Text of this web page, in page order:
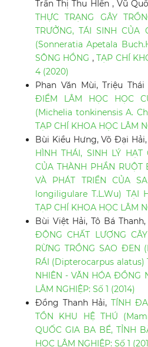
Trần Thị Thu HIền , Vũ
THỰC TRẠNG GÂY
TRƯỞNG, TÁI SINH CỦA
(Sonneratia Apetala
SÔNG HỒNG ,TẠP CHÍ
4 (2020)
Phan Văn Mùi, Triệu
ĐIỂM LÂM HỌC HỌC
(Michelia tonkinensis A.
TẠP CHÍ KHOA HỌC LÂM
Bùi Kiều Hưng, Võ Đại Hải,
HÌNH THÁI, SINH LÝ
CỦA THÀNH PHẦN RUỘT
VÀ PHÁT TRIỂN CỦA
longiligulare T.L.Wu)
TẠP CHÍ KHOA HỌC LÂM
Bùi Việt Hải, Tô Bá
ĐỘNG CHẤT LƯỢNG
RỪNG TRỒNG SAO ĐEN
RÁI (Dipterocarpus alatus)
NHIÊN - VĂN HÓA ĐỒNG
LÂM NGHIỆP: Số 1 (2014)
Đồng Thanh Hải, TÍNH
TỒN KHU HỆ THÚ
QUỐC GIA BA BỂ, TỈNH
HỌC LÂM NGHIỆP: Số 1